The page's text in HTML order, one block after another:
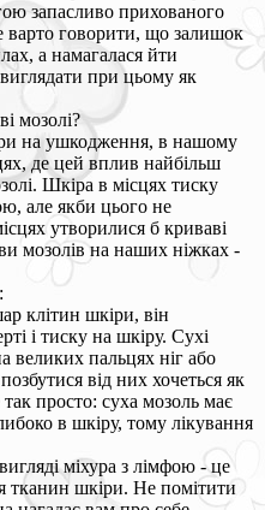
запасливо прихованого
варто говорити, що залишок
а намагалася йти
при цьому як
мозолі?
на ушкодження, в нашому
де цей вплив найбільш
Шкіра в місцях тиску
але якби цього не
утворилися б криваві
мозолів на наших ніжках -
клітин шкіри, він
і тиску на шкіру. Сухі
великих пальцях ніг або
від них хочеться як
просто: суха мозоль має
в шкіру, тому лікування
міхура з лімфою - це
тканин шкіри. Не помітити